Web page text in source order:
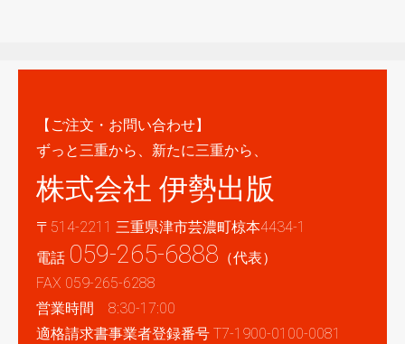
【ご注文・お問い合わせ】
ずっと三重から、新たに三重から、
株式会社 伊勢出版
〒514-2211 三重県津市芸濃町椋本4434-1
電話 059-265-6888 （代表）
FAX 059-265-6288
営業時間 8:30-17:00
適格請求書事業者登録番号 T7-1900-0100-0081